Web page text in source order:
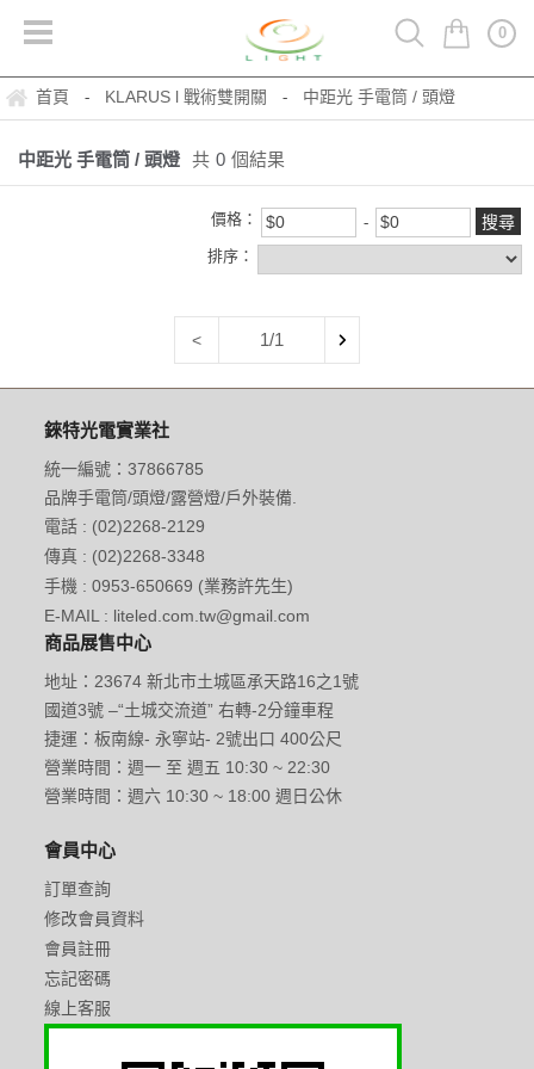
0
首頁 - KLARUS l 戰術雙開關 - 中距光 手電筒 / 頭燈
中距光 手電筒 / 頭燈 共 0 個結果
價格：
排序：
< 1/1
錸特光電實業社
統一編號：37866785
品牌手電筒/頭燈/露營燈/戶外裝備.
電話 : (02)2268-2129
傳真 : (02)2268-3348
手機 : 0953-650669 (業務許先生)
E-MAIL : liteled.com.tw@gmail.com
商品展售中心
地址：23674 新北市土城區承天路16之1號
國道3號 –“土城交流道” 右轉-2分鐘車程
捷運：板南線- 永寧站- 2號出口 400公尺
營業時間：週一 至 週五 10:30 ~ 22:30
營業時間：週六 10:30 ~ 18:00 週日公休
會員中心
訂單查詢
修改會員資料
會員註冊
忘記密碼
線上客服